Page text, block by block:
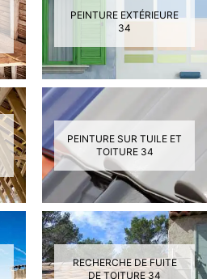
PEINTURE EXTÉRIEURE
34
PEINTURE SUR TUILE ET
TOITURE 34
RECHERCHE DE FUITE
DE TOITURE 34